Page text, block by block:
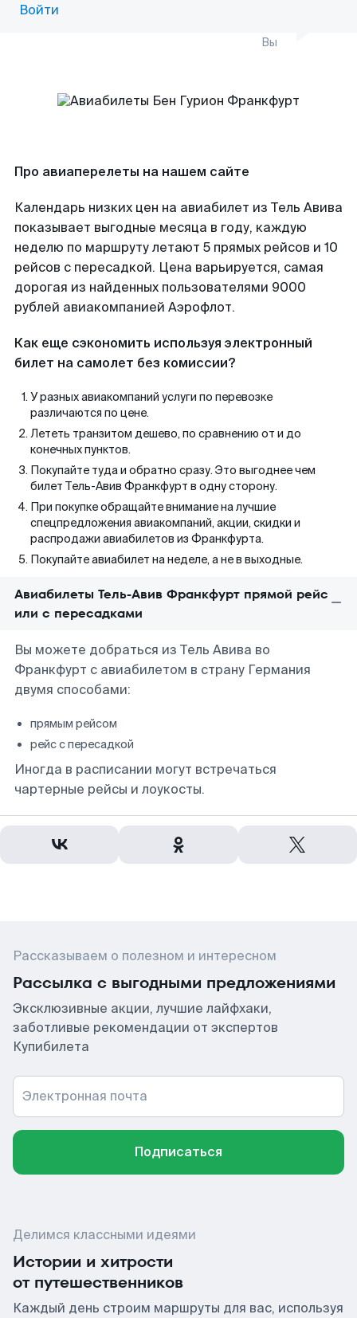
Войти
Вы
Про авиаперелеты на нашем сайте
Календарь низких цен на авиабилет из Тель Авива
показывает выгодные месяца в году, каждую
неделю по маршруту летают 5 прямых рейсов и 10
рейсов с пересадкой. Цена варьируется, самая
дорогая из найденных пользователями 9000
рублей авиакомпанией Аэрофлот.
Как еще сэкономить используя электронный
билет на самолет без комиссии?
У разных авиакомпаний услуги по перевозке
различаются по цене.
Лететь транзитом дешево, по сравнению от и до
конечных пунктов.
Покупайте туда и обратно сразу. Это выгоднее чем
билет Тель-Авив Франкфурт в одну сторону.
При покупке обращайте внимание на лучшие
спецпредложения авиакомпаний, акции, скидки и
распродажи авиабилетов из Франкфурта.
Покупайте авиабилет на неделе, а не в выходные.
Авиабилеты Тель-Авив Франкфурт прямой рейс
или с пересадками
Вы можете добраться из Тель Авива во
Франкфурт с авиабилетом в страну Германия
двумя способами:
прямым рейсом
рейс с пересадкой
Иногда в расписании могут встречаться
чартерные рейсы и лоукосты.
Рассказываем о полезном и интересном
Рассылка с выгодными предложениями
Эксклюзивные акции, лучшие лайфхаки,
заботливые рекомендации от экспертов
Купибилета
Электронная почта
Подписаться
Делимся классными идеями
Истории и хитрости
от путешественников
Каждый день строим маршруты для вас, используя